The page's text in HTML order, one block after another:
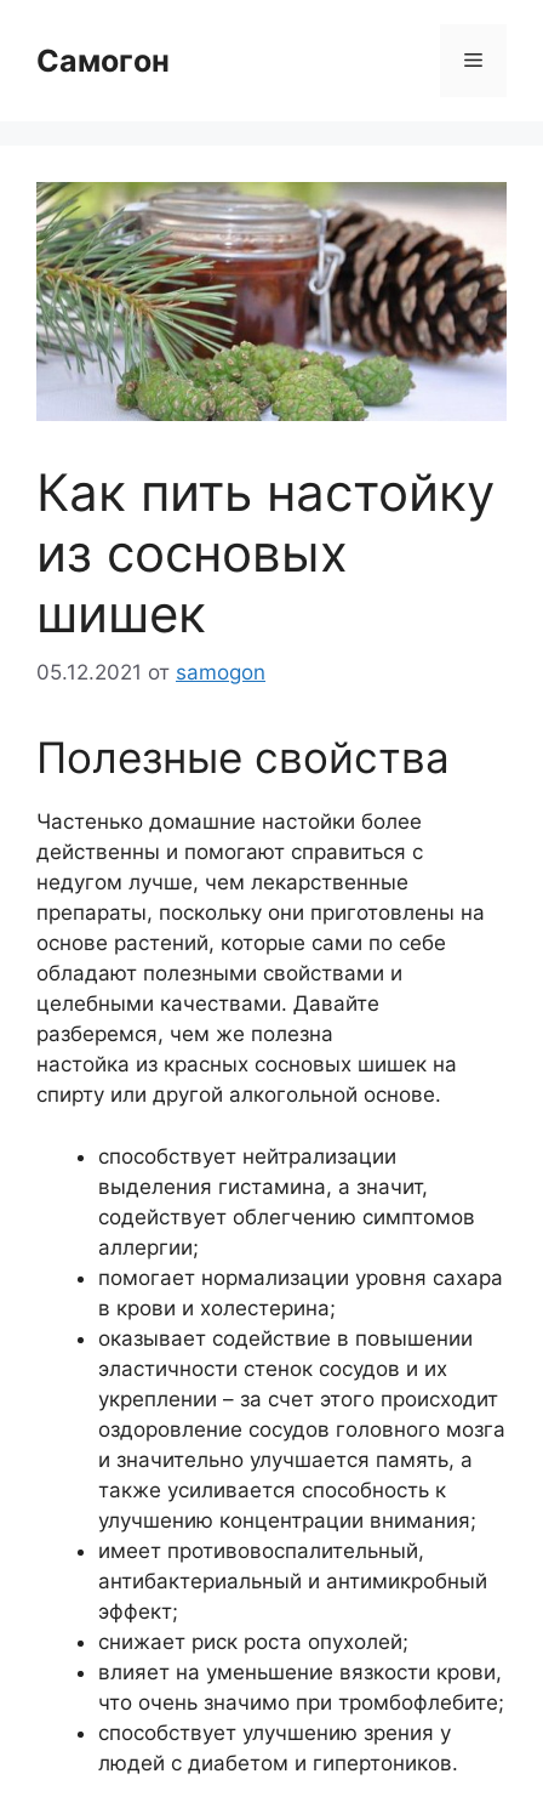
содержимому
Самогон Меню
Как пить настойку
из сосновых
шишек
05.12.2021 от samogon
Полезные свойства
Частенько домашние настойки более
действенны и помогают справиться с
недугом лучше, чем лекарственные
препараты, поскольку они приготовлены на
основе растений, которые сами по себе
обладают полезными свойствами и
целебными качествами. Давайте
разберемся, чем же полезна
настойка из красных сосновых шишек на
спирту или другой алкогольной основе.
способствует нейтрализации
выделения гистамина, а значит,
содействует облегчению симптомов
аллергии;
помогает нормализации уровня сахара
в крови и холестерина;
оказывает содействие в повышении
эластичности стенок сосудов и их
укреплении – за счет этого происходит
оздоровление сосудов головного мозга
и значительно улучшается память, а
также усиливается способность к
улучшению концентрации внимания;
имеет противовоспалительный,
антибактериальный и антимикробный
эффект;
снижает риск роста опухолей;
влияет на уменьшение вязкости крови,
что очень значимо при тромбофлебите;
способствует улучшению зрения у
людей с диабетом и гипертоников.